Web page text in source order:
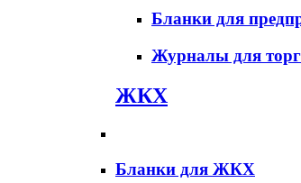
Бланки для
Журналы для
ЖКХ
Бланки для ЖКХ